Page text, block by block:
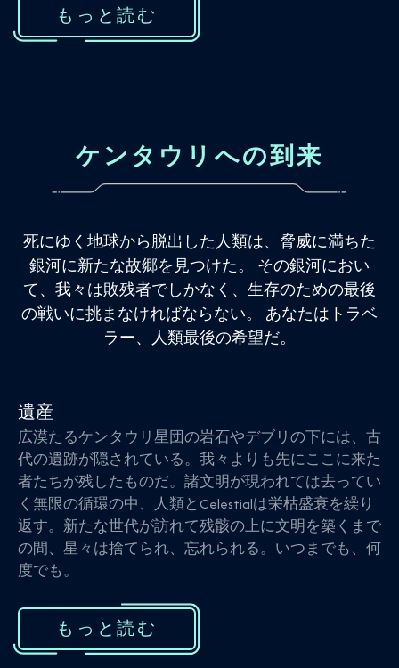
もっと読む
ケンタウリへの到来
死にゆく地球から脱出した人類は、脅威に満ちた
銀河に新たな故郷を見つけた。 その銀河におい
て、我々は敗残者でしかなく、生存のための最後
の戦いに挑まなければならない。 あなたはトラベ
ラー、人類最後の希望だ。
遺産
広漠たるケンタウリ星団の岩石やデブリの下には、古
代の遺跡が隠されている。我々よりも先にここに来た
者たちが残したものだ。諸文明が現われては去ってい
く無限の循環の中、人類とCelestialは栄枯盛衰を繰り
返す。新たな世代が訪れて残骸の上に文明を築くまで
の間、星々は捨てられ、忘れられる。いつまでも、何
度でも。
もっと読む